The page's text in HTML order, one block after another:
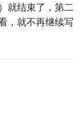
就结束了，第二
，就不再继续写